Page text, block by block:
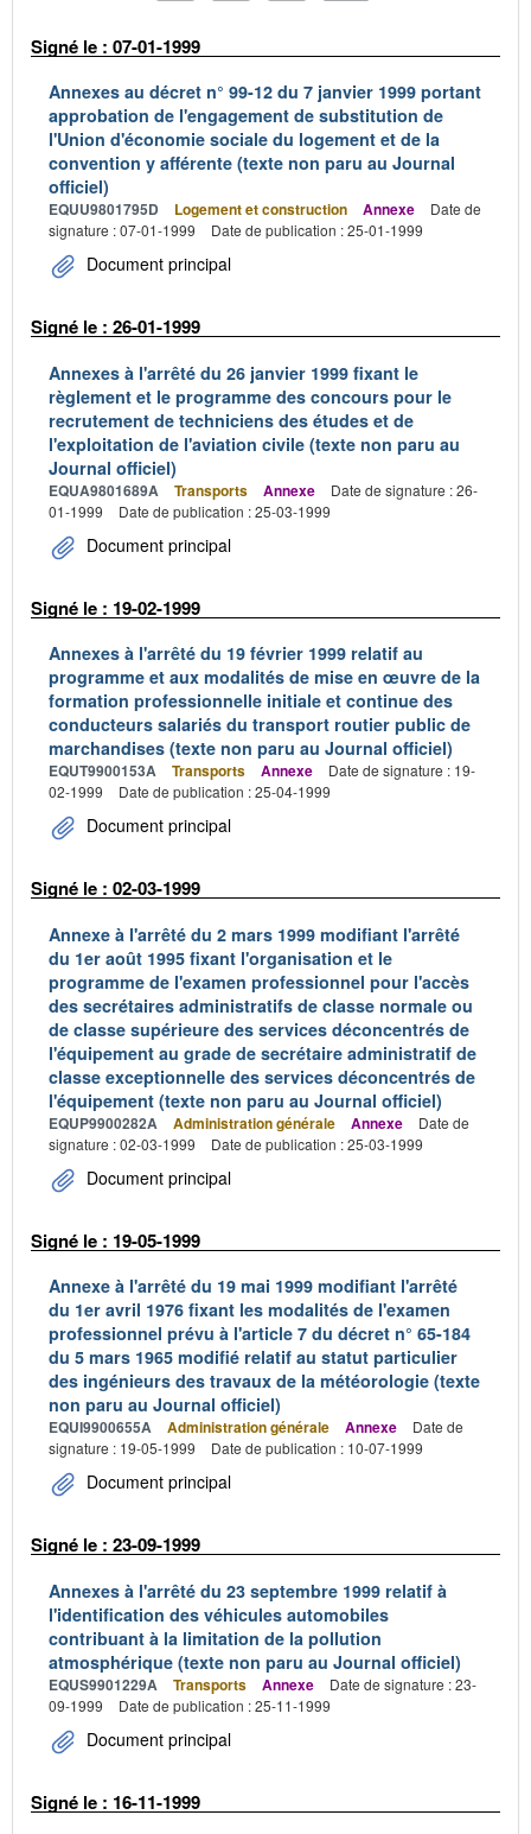
Signé le : 07-01-1999
Annexes au décret n° 99-12 du 7 janvier 1999 portant
approbation de l'engagement de substitution de
l'Union d'économie sociale du logement et de la
convention y afférente (texte non paru au Journal
officiel)
EQUU9801795D Logement et construction Annexe
Date de
signature : 07-01-1999
Date de publication : 25-01-1999
Document principal
Signé le : 26-01-1999
Annexes à l'arrêté du 26 janvier 1999 fixant le
règlement et le programme des concours pour le
recrutement de techniciens des études et de
l'exploitation de l'aviation civile (texte non paru au
Journal officiel)
EQUA9801689A Transports Annexe
Date de signature : 26-
01-1999
Date de publication : 25-03-1999
Document principal
Signé le : 19-02-1999
Annexes à l'arrêté du 19 février 1999 relatif au
programme et aux modalités de mise en œuvre de la
formation professionnelle initiale et continue des
conducteurs salariés du transport routier public de
marchandises (texte non paru au Journal officiel)
EQUT9900153A Transports Annexe
Date de signature : 19-
02-1999
Date de publication : 25-04-1999
Document principal
Signé le : 02-03-1999
Annexe à l'arrêté du 2 mars 1999 modifiant l'arrêté
du 1er août 1995 fixant l'organisation et le
programme de l'examen professionnel pour l'accès
des secrétaires administratifs de classe normale ou
de classe supérieure des services déconcentrés de
l'équipement au grade de secrétaire administratif de
classe exceptionnelle des services déconcentrés de
l'équipement (texte non paru au Journal officiel)
EQUP9900282A Administration générale Annexe
Date de
signature : 02-03-1999
Date de publication : 25-03-1999
Document principal
Signé le : 19-05-1999
Annexe à l'arrêté du 19 mai 1999 modifiant l'arrêté
du 1er avril 1976 fixant les modalités de l'examen
professionnel prévu à l'article 7 du décret n° 65-184
du 5 mars 1965 modifié relatif au statut particulier
des ingénieurs des travaux de la météorologie (texte
non paru au Journal officiel)
EQUI9900655A Administration générale Annexe
Date de
signature : 19-05-1999
Date de publication : 10-07-1999
Document principal
Signé le : 23-09-1999
Annexes à l'arrêté du 23 septembre 1999 relatif à
l'identification des véhicules automobiles
contribuant à la limitation de la pollution
atmosphérique (texte non paru au Journal officiel)
EQUS9901229A Transports Annexe
Date de signature : 23-
09-1999
Date de publication : 25-11-1999
Document principal
Signé le : 16-11-1999